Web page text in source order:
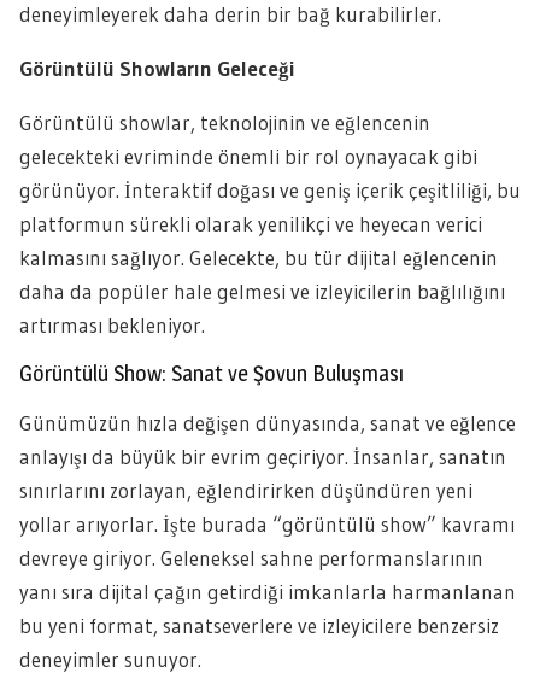
deneyimleyerek daha derin bir bağ kurabilirler.
Görüntülü Showların Geleceği
Görüntülü showlar, teknolojinin ve eğlencenin
gelecekteki evriminde önemli bir rol oynayacak gibi
görünüyor. İnteraktif doğası ve geniş içerik çeşitliliği, bu
platformun sürekli olarak yenilikçi ve heyecan verici
kalmasını sağlıyor. Gelecekte, bu tür dijital eğlencenin
daha da popüler hale gelmesi ve izleyicilerin bağlılığını
artırması bekleniyor.
Görüntülü Show: Sanat ve Şovun Buluşması
Günümüzün hızla değişen dünyasında, sanat ve eğlence
anlayışı da büyük bir evrim geçiriyor. İnsanlar, sanatın
sınırlarını zorlayan, eğlendirirken düşündüren yeni
yollar arıyorlar. İşte burada “görüntülü show” kavramı
devreye giriyor. Geleneksel sahne performanslarının
yanı sıra dijital çağın getirdiği imkanlarla harmanlanan
bu yeni format, sanatseverlere ve izleyicilere benzersiz
deneyimler sunuyor.